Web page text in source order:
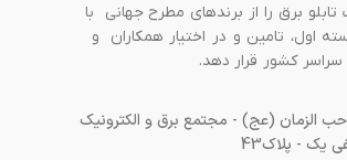
برق را از برندهای مطرح جهانی با
اول، تامین و در اختیار همکاران و
کشور قرار دهد.
الزمان (عج) - مجتمع برق و الکترونیک
یک - پلاک43